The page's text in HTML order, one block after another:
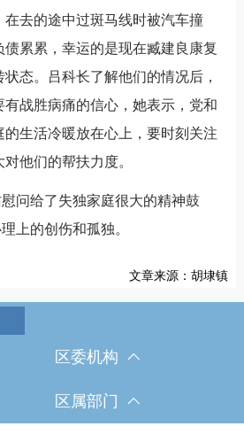
去的途中过斑马线时被汽车撞
累累，幸运的是现在臧建良康复
态。吕科长了解他们的情况后，
战胜病痛的信心，她表示，党和
生活冷暖放在心上，要时刻关注
他们的帮扶力度。
问给了失独家庭很大的精神鼓
上的创伤和孤独。
文章来源：胡埭镇
区委机构
区属部门